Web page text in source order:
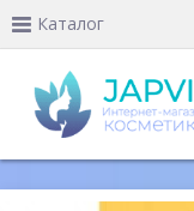
Каталог